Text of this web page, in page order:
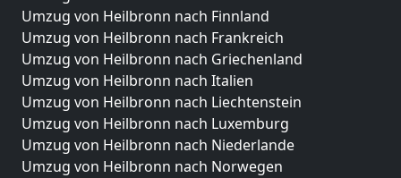
Umzug von Heilbronn nach Finnland
Umzug von Heilbronn nach Frankreich
Umzug von Heilbronn nach Griechenland
Umzug von Heilbronn nach Italien
Umzug von Heilbronn nach Liechtenstein
Umzug von Heilbronn nach Luxemburg
Umzug von Heilbronn nach Niederlande
Umzug von Heilbronn nach Norwegen